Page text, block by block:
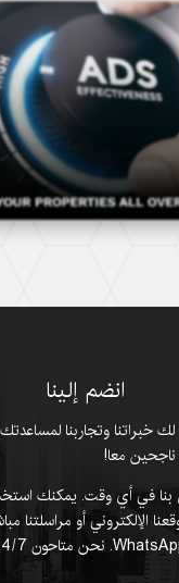
انضم إلينا
خبراتنا وتجاربنا
معا!
بنا في أي وقت. يمكنك
الإلكتروني أو مراسلتنا